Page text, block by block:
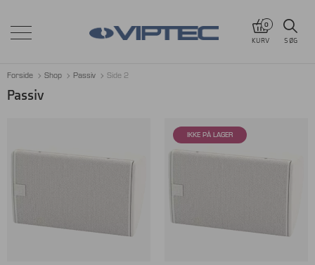
0
KURV
SØG
Forside Shop Passiv Side 2
Passiv